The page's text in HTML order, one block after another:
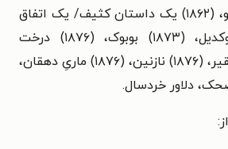
(۱۸۴۹) قهرمان کوچولو، (۱۸۶۲) یک داستان کثیف/ یک اتفاق
مسخره، (۱۸۶۵) کروکدیل، (۱۸۷۳) بوبوک، (۱۸۷۶) درخت
کریسمس بچه‌های فقیر، (۱۸۷۶) نازنین، (۱۸۷۶) ماریِ دهقان،